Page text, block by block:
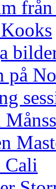
på
Cali